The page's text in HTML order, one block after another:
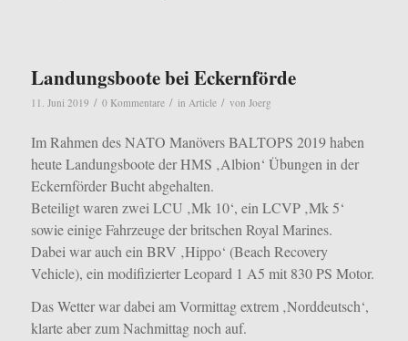
Landungsboote bei Eckernförde
11. Juni 2019 / 0 Kommentare / in Article / von Joerg
Im Rahmen des NATO Manövers BALTOPS 2019 haben
heute Landungsboote der HMS ‚Albion‘ Übungen in der
Eckernförder Bucht abgehalten.
Beteiligt waren zwei LCU ‚Mk 10‘, ein LCVP ‚Mk 5‘
sowie einige Fahrzeuge der britschen Royal Marines.
Dabei war auch ein BRV ‚Hippo‘ (Beach Recovery
Vehicle), ein modifizierter Leopard 1 A5 mit 830 PS Motor.
Das Wetter war dabei am Vormittag extrem ‚Norddeutsch‘,
klarte aber zum Nachmittag noch auf.